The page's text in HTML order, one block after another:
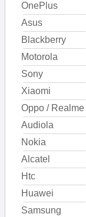
OnePlus
Asus
Blackberry
Motorola
Sony
Xiaomi
Oppo / Realme
Audiola
Nokia
Alcatel
Htc
Huawei
Samsung